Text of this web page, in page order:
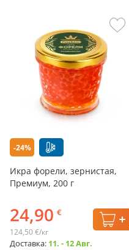
-24%
Икра форели, зернистая,
Премиум, 200 г
24,90 €
124,50 €/кг
Доставка: 11. - 12 Авг.